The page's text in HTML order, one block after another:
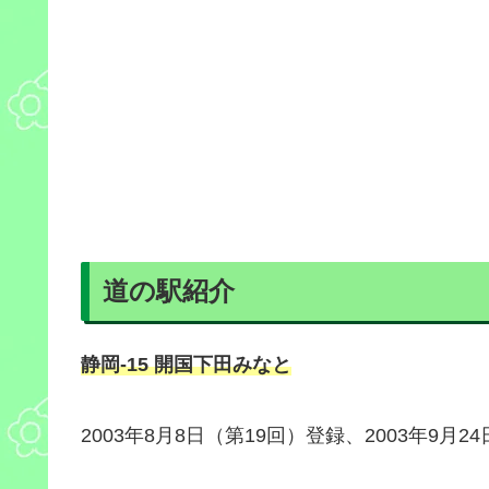
道の駅紹介
静岡-15 開国下田みなと
2003年8月8日（第19回）登録、2003年9月24